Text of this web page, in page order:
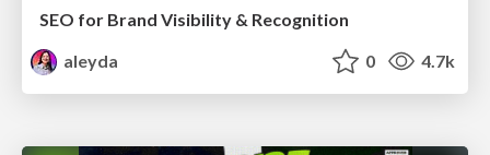
SEO for Brand Visibility & Recognition
aleyda
0 4.7k